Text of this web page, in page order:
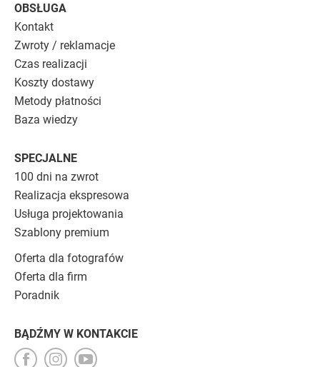
OBSŁUGA
Kontakt
Zwroty / reklamacje
Czas realizacji
Koszty dostawy
Metody płatności
Baza wiedzy
SPECJALNE
100 dni na zwrot
Realizacja ekspresowa
Usługa projektowania
Szablony premium
Oferta dla fotografów
Oferta dla firm
Poradnik
BĄDŹMY W KONTAKCIE